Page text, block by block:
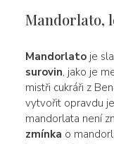
Mandorlato,
Mandorlatoje
surovin, jako je
mistři cukráři z
vytvořit opravdu
mandorlata není
zmínka o